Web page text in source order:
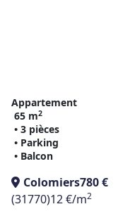
Appartement
65 m2
• 3 pièces
• Parking
• Balcon
Colomiers780 €
(31770)12 €/m2